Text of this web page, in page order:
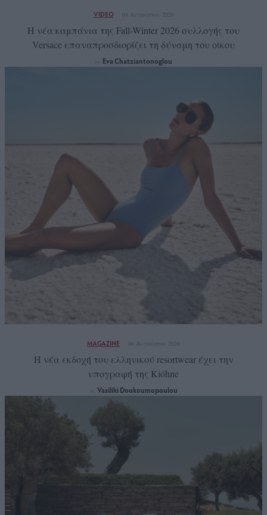
VIDEO 04 Αυγούστου 2026
Η νέα καμπάνια της Fall-Winter 2026 συλλογής του
Versace επαναπροσδιορίζει τη δύναμη του οίκου
Eva Chatziantonoglou
MAGAZINE 06 Αυγούστου 2026
Η νέα εκδοχή του ελληνικού resortwear έχει την
υπογραφή της Kióhne
Vasiliki Doukoumopoulou